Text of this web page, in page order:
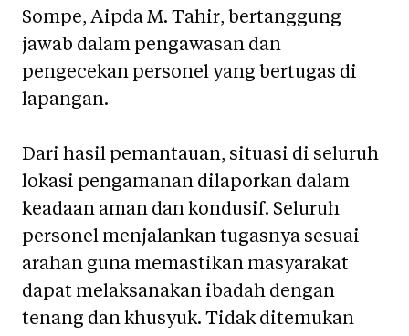
Sompe, Aipda M. Tahir, bertanggung
jawab dalam pengawasan dan
pengecekan personel yang bertugas di
lapangan.
Dari hasil pemantauan, situasi di seluruh
lokasi pengamanan dilaporkan dalam
keadaan aman dan kondusif. Seluruh
personel menjalankan tugasnya sesuai
arahan guna memastikan masyarakat
dapat melaksanakan ibadah dengan
tenang dan khusyuk. Tidak ditemukan